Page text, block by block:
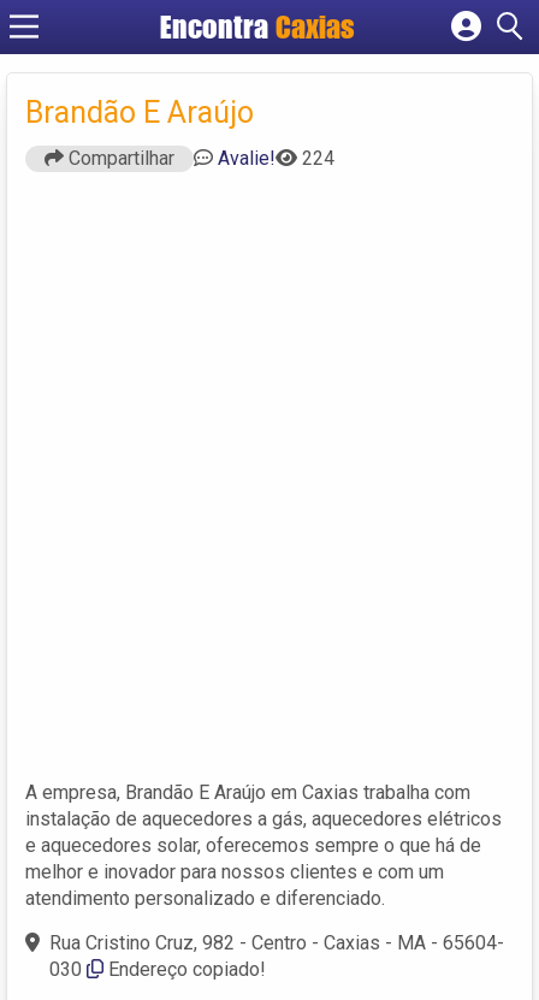
EncontraCaxias
Cadastrar empresa
Criar conta
Brandão E Araújo
Compartilhar Avalie! 224
A empresa, Brandão E Araújo em Caxias trabalha com
instalação de aquecedores a gás, aquecedores elétricos
e aquecedores solar, oferecemos sempre o que há de
melhor e inovador para nossos clientes e com um
atendimento personalizado e diferenciado.
Rua Cristino Cruz, 982 - Centro - Caxias - MA - 65604-
030
Endereço copiado!